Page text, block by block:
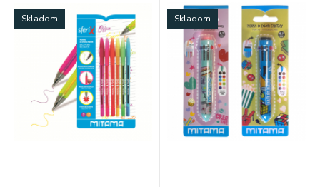
Skladom Skladom